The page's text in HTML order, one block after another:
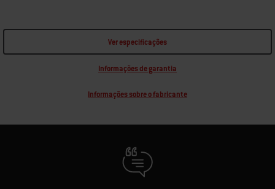
Ver especificações
Informações de garantia
Informações sobre o fabricante